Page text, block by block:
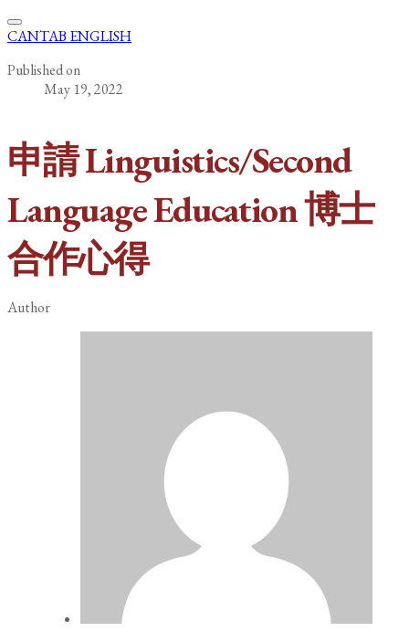
CANTAB ENGLISH
Published on
May 19, 2022
申請 Linguistics/Second
Language Education 博士
合作心得
Author